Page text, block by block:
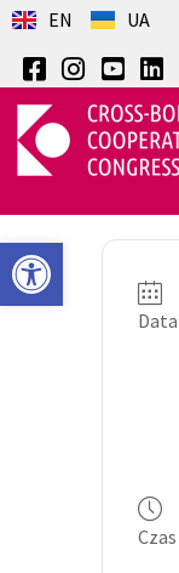
Otwórz pasek narzędzi
EN UA
Data
Czas